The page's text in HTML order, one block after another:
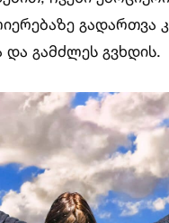
გადართვა
გამძლეს გვხდის.